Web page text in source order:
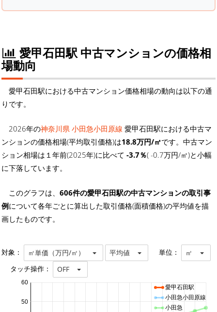
愛甲石田駅 中古マンションの価格相
場動向
愛甲石田駅における中古マンション価格相場の動向は以下の通
りです。
2026年の神奈川県 小田急小田原線 愛甲石田駅における中古マ
ンションの価格相場(平均取引価格)は18.8万円/㎡です。中古マン
ション相場は１年前(2025年)に比べて -3.7％( -0.7万円/㎡)と小幅
に下落しています。
このグラフは、 606件の愛甲石田駅の中古マンションの取引事
例について各年ごとに算出した取引価格(面積価格)の平均値を描
画したものです。
対象： ㎡単価（万円/㎡） 平均値 単位： ㎡
タッチ操作： OFF
50
60
愛甲石田駅
小田急小田原線
小田急